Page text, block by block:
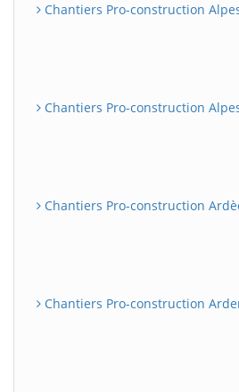
Chantiers Pro-construction
Chantiers Pro-construction
Chantiers Pro-construction
Chantiers Pro-construction